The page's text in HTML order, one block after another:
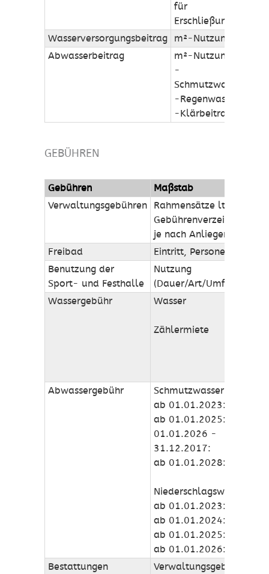
für
Erschließungsanteil
Wasserversorgungsbeitrag m²-Nutzungsfläche
Abwasserbeitrag
m²-Nutzungsfläche
-
-Regenwasserkanal
-Klärbeitrag
GEBÜHREN
Gebühren Maßstab
Verwaltungsgebühren Rahmensätze lt.
Gebührenverzeichnis;
je nach Anliegen
Freibad
Eintritt, Personenzahl
Benutzung der
Sport- und Festhalle
Nutzung
(Dauer/Art/Umfang)
Wassergebühr
Wasser
Zählermiete
Abwassergebühr
Schmutzwasser
ab 01.01.2023:
ab 01.01.2025:
01.01.2026 -
31.12.2017:
ab 01.01.2028:
Niederschlagswasser
ab 01.01.2023:
ab 01.01.2024:
ab 01.01.2025:
ab 01.01.2026:
Bestattungen
Verwaltungsgebühren,